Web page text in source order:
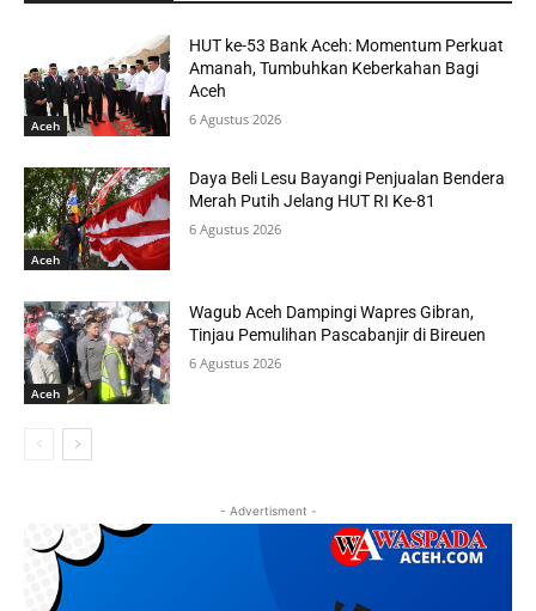
Aceh
HUT ke-53 Bank Aceh: Momentum Perkuat
Amanah, Tumbuhkan Keberkahan Bagi
Aceh
6 Agustus 2026
Aceh
Daya Beli Lesu Bayangi Penjualan Bendera
Merah Putih Jelang HUT RI Ke-81
6 Agustus 2026
Aceh
Wagub Aceh Dampingi Wapres Gibran,
Tinjau Pemulihan Pascabanjir di Bireuen
6 Agustus 2026
- Advertisment -